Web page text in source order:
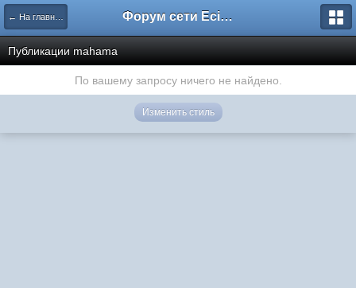
← На главную Форум сети EciлNet
Публикации mahama
По вашему запросу ничего не найдено.
Изменить стиль